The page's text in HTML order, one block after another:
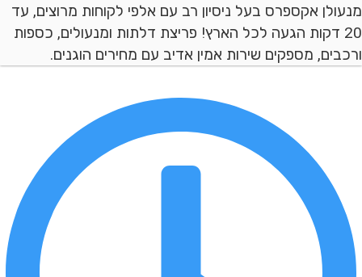
אקספרס בעל ניסיון רב עם אלפי לקוחות מרוצים, עד
דקות הגעה לכל הארץ! פריצת דלתות ומנעולים, כספות
מספקים שירות אמין אדיב עם מחירים הוגנים.